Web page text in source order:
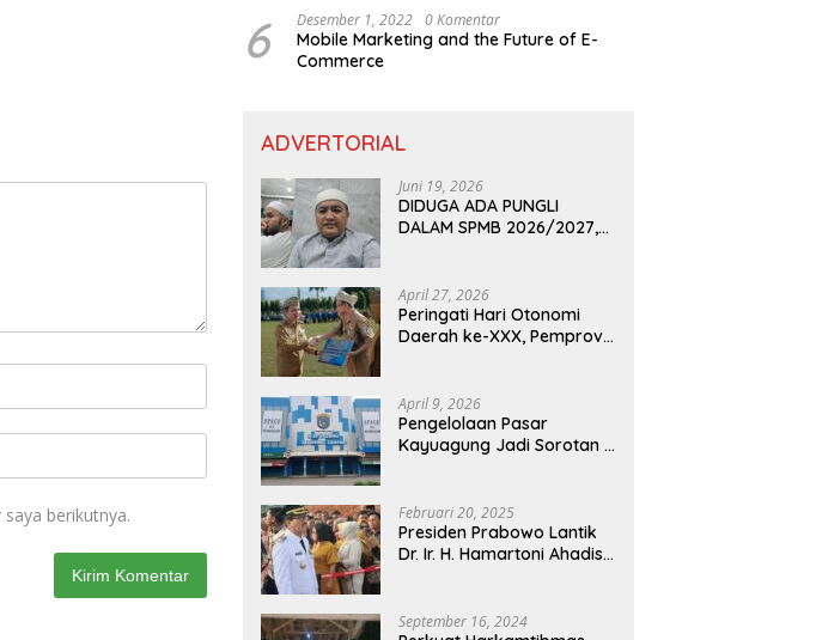
berikutnya.
6 Desember 1, 2022 0 Komentar
Mobile Marketing and the Future of E-
Commerce
ADVERTORIAL
Juni 19, 2026
DIDUGA ADA PUNGLI
DALAM SPMB 2026/2027,
AKAN DITINDAK TEGAS
April 27, 2026
Peringati Hari Otonomi
Daerah ke-XXX, Pemprov
Kemandirian Fiskal
April 9, 2026
Pengelolaan Pasar
Kayuagung Jadi Sorotan –
Oknum Dishub dan
Perdagangan
Februari 20, 2025
Presiden Prabowo Lantik
Dr. Ir. H. Hamartoni Ahadis,
Wakil Bupati Lampung
September 16, 2024